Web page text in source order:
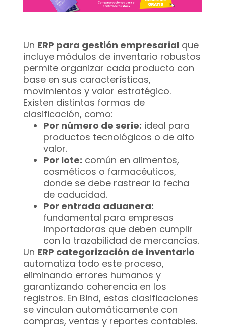
Un ERP para gestión empresarial que
incluye módulos de inventario robustos
permite organizar cada producto con
base en sus características,
movimientos y valor estratégico.
Existen distintas formas de
clasificación, como:
Por número de serie: ideal para
productos tecnológicos o de alto
valor.
Por lote: común en alimentos,
cosméticos o farmacéuticos,
donde se debe rastrear la fecha
de caducidad.
Por entrada aduanera:
fundamental para empresas
importadoras que deben cumplir
con la trazabilidad de mercancías.
Un ERP categorización de inventario
automatiza todo este proceso,
eliminando errores humanos y
garantizando coherencia en los
registros. En Bind, estas clasificaciones
se vinculan automáticamente con
compras, ventas y reportes contables.